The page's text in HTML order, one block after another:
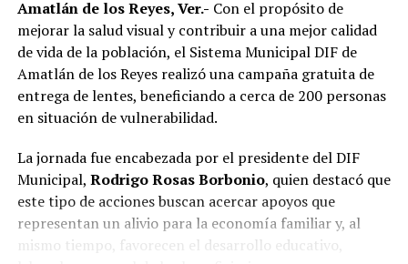
Si bien especialistas y organizaciones dedicadas al
bienestar animal coinciden en que los propietarios
tienen la obligación de impedir que sus mascotas
deambulen libremente por la vía pública, también
advierten que ello no significa mantenerlas
permanentemente amarradas.
La Ley de Protección a los Animales para el Estado de
Veracruz tiene como objetivo garantizar el bienestar, el
trato digno y evitar el maltrato y la crueldad hacia los
animales.
Amatlán de los Reyes, Ver.- Con el propósito de
mejorar la salud visual y contribuir a una mejor calidad
de vida de la población, el Sistema Municipal DIF de
Amatlán de los Reyes realizó una campaña gratuita de
entrega de lentes, beneficiando a cerca de 200 personas
en situación de vulnerabilidad.
La jornada fue encabezada por el presidente del DIF
Municipal, Rodrigo Rosas Borbonio, quien destacó que
este tipo de acciones buscan acercar apoyos que
representan un alivio para la economía familiar y, al
mismo tiempo, favorecen el desarrollo educativo,